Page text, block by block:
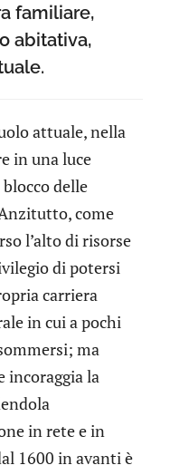
familiare,
abitativa,
attuale, nella
in una luce
delle
come
l’alto di risorse
di potersi
carriera
in cui a pochi
ma
incoraggia la
in rete e in
1600 in avanti è